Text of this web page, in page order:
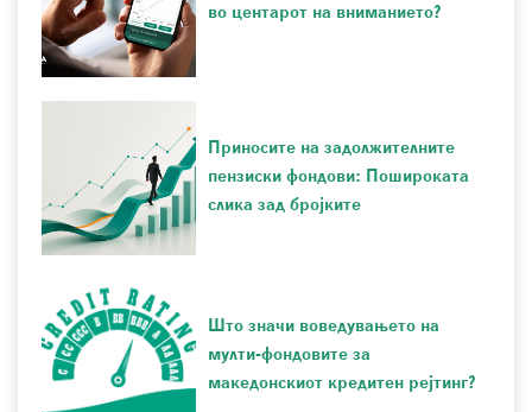
во центарот на вниманието?
Приносите на задолжителните
пензиски фондови: Пошироката
слика зад бројките
Што значи воведувањето на
мулти-фондовите за
македонскиот кредитен рејтинг?